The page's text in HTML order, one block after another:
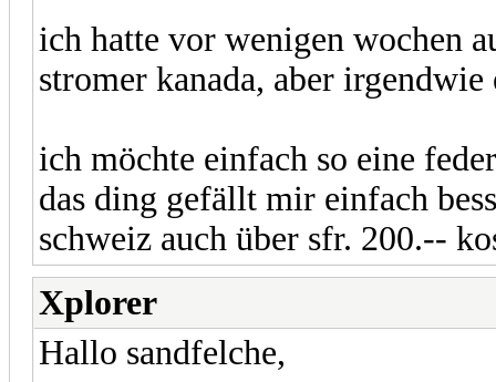
ich hatte vor wenigen wochen
stromer kanada, aber
ich möchte einfach so eine
das ding gefällt mir einfach
schweiz auch über sfr. 200.--
Xplorer
Hallo sandfelche,